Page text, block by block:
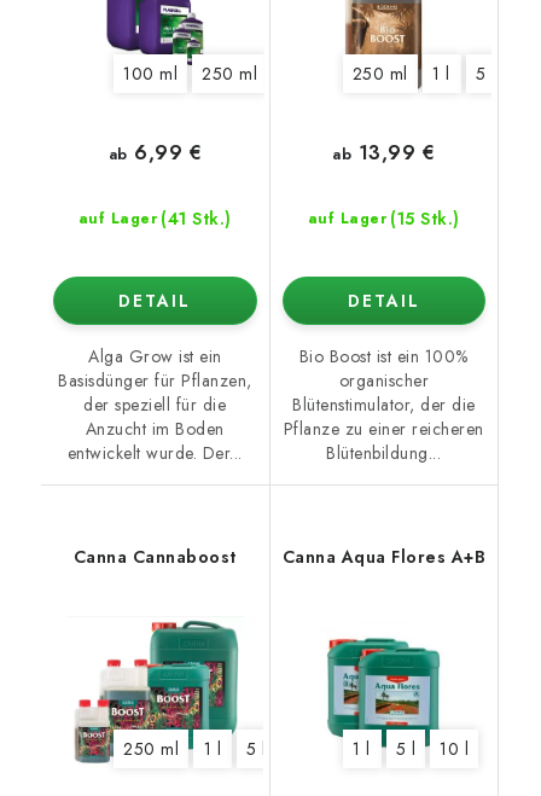
100 ml 250 ml 1 l 5 l 10 l
auf Lager (41 Stk.)
ab 6,99 €
DETAIL
Alga Grow ist ein
Basisdünger für Pflanzen,
der speziell für die
Anzucht im Boden
entwickelt wurde. Der...
250 ml 1 l 5 l
auf Lager (15 Stk.)
ab 13,99 €
DETAIL
Bio Boost ist ein 100%
organischer
Blütenstimulator, der die
Pflanze zu einer reicheren
Blütenbildung...
Canna Cannaboost
250 ml 1 l 5 l
Canna Aqua Flores A+B
1 l 5 l 10 l